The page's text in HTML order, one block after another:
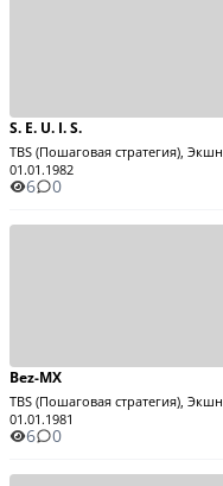
S. E. U. I. S.
TBS (Пошаговая стратегия), Экшн
01.01.1982
6 0
Bez-MX
TBS (Пошаговая стратегия), Экшн
01.01.1981
6 0